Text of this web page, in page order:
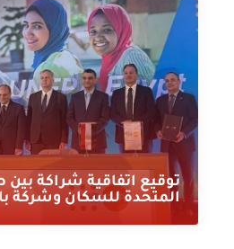
توقيع اتفاقية شراكة
المتحدة للسكان وشركة